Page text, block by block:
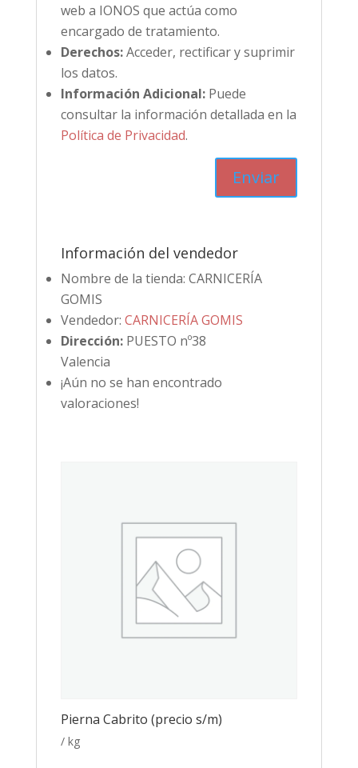
web a IONOS que actúa como
encargado de tratamiento.
Derechos:Acceder, rectificar y suprimir
los datos.
Información Adicional:Puede
consultar la información detallada en la
Política de Privacidad.
Información del vendedor
Nombre de la tienda: CARNICERÍA
GOMIS
Vendedor: CARNICERÍA GOMIS
Dirección: PUESTO nº38
Valencia
¡Aún no se han encontrado
valoraciones!
Pierna Cabrito (precio s/m)
/ kg